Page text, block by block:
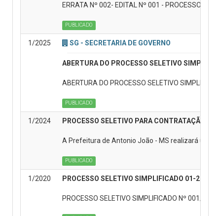
ERRATA Nº 002- EDITAL Nº 001 - PROCESSO
PUBLICADO
1/2025 SG - SECRETARIA DE GOVERNO
ABERTURA DO PROCESSO SELETIVO
ABERTURA DO PROCESSO SELETIVO
PUBLICADO
1/2024 PROCESSO SELETIVO PARA CONTRATAÇÃO
A Prefeitura de Antonio João - MS realizará um
PUBLICADO
1/2020 PROCESSO SELETIVO SIMPLIFICADO 01-2020
PROCESSO SELETIVO SIMPLIFICADO Nº 001/